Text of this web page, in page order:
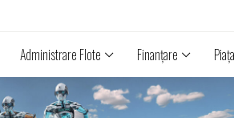
Administrare Flote Finanţare